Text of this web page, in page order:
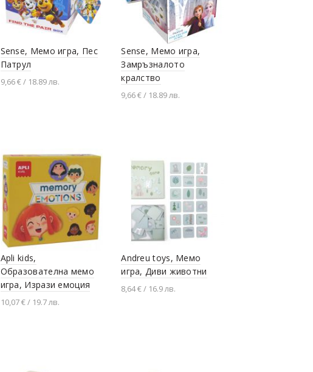
Sense, Мемо игра, Пес
Патрул
9,66 € / 18.89 лв.
Sense, Мемо игра,
Замръзналото
кралство
9,66 € / 18.89 лв.
Apli kids,
Образователна мемо
игра, Изрази емоция
10,07 € / 19.7 лв.
Andreu toys, Мемо
игра, Диви животни
8,64 € / 16.9 лв.